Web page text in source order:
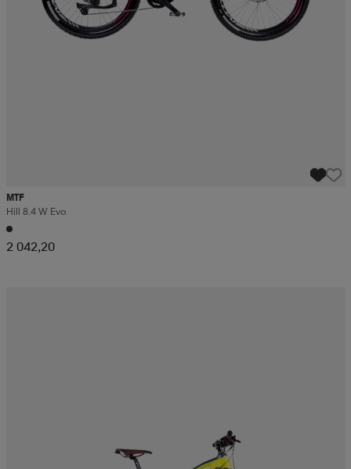
MTF
Hill 8.4 W Evo
2 042,20